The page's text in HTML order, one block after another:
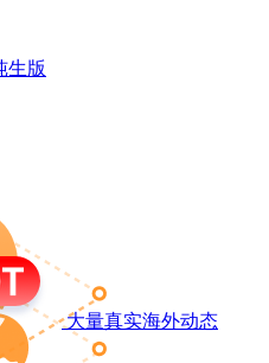
生版
大量真实海外动态